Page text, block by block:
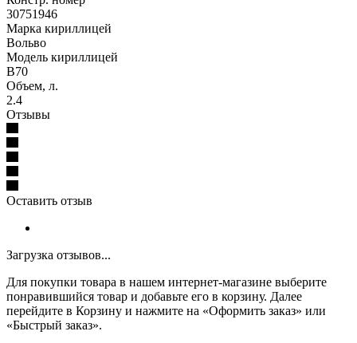
30751946
Марка кириллицей
Вольво
Модель кириллицей
В70
Объем, л.
2.4
Отзывы
Оставить отзыв
Загрузка отзывов...
Для покупки товара в нашем интернет-магазине выберите
понравившийся товар и добавьте его в корзину. Далее
перейдите в Корзину и нажмите на «Оформить заказ» или
«Быстрый заказ».